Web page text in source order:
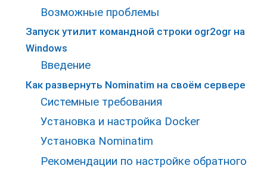
Возможные проблемы
Запуск утилит командной строки ogr2ogr на
Windows
Введение
Как развернуть Nominatim на своём сервере
Системные требования
Установка и настройка Docker
Установка Nominatim
Рекомендации по настройке обратного